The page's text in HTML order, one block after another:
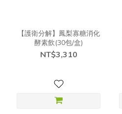
【護衛分解】鳳梨寡糖消化
酵素飲(30包/盒)
NT$3,310